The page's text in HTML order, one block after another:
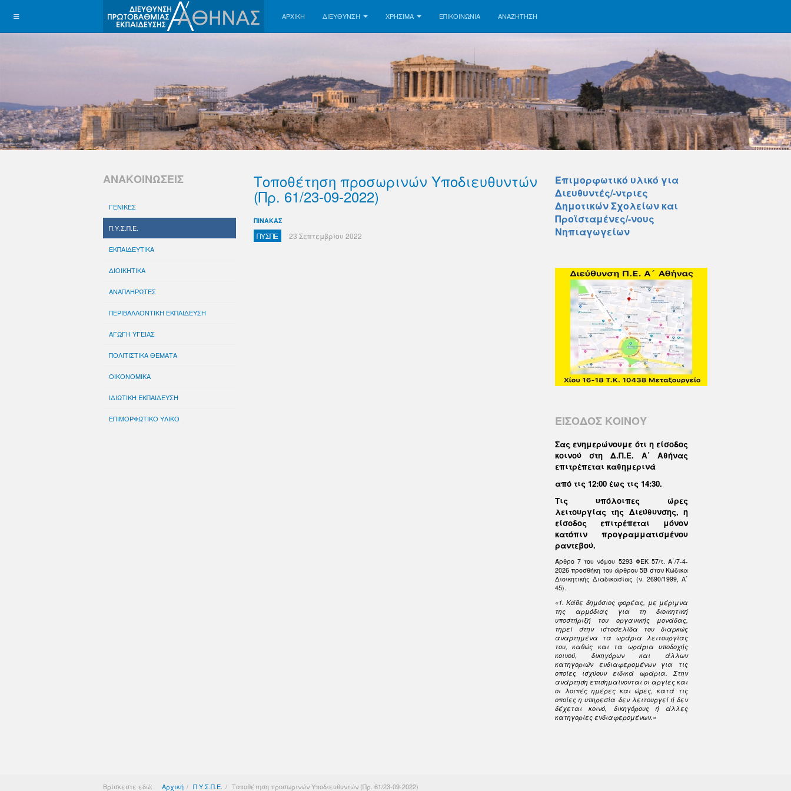
ΑΡΧΙΚΗ ΔΙΕΥΘΥΝΣΗ ΧΡΗΣΙΜΑ ΕΠΙΚΟΙΝΩΝΊΑ ΑΝΑΖΉΤΗΣΗ
Τοποθέτηση προσωρινών Υποδιευθυντών
(Πρ. 61/23-09-2022)
ΠΙΝΑΚΑΣ
ΠΥΣΠΕ 23 Σεπτεμβρίου 2022
ΑΝΑΚΟΙΝΩΣΕΙΣ
ΓΕΝΙΚΕΣ
Π.Υ.Σ.Π.Ε.
ΕΚΠΑΙΔΕΥΤΙΚΑ
ΔΙΟΙΚΗΤΙΚΑ
ΑΝΑΠΛΗΡΩΤΕΣ
ΠΕΡΙΒΑΛΛΟΝΤΙΚΗ ΕΚΠΑΙΔΕΥΣΗ
ΑΓΩΓΗ ΥΓΕΙΑΣ
ΠΟΛΙΤΙΣΤΙΚΑ ΘΕΜΑΤΑ
ΟΙΚΟΝΟΜΙΚΑ
ΙΔΙΩΤΙΚΗ ΕΚΠΑΙΔΕΥΣΗ
ΕΠΙΜΟΡΦΩΤΙΚΟ ΥΛΙΚΟ
Επιμορφωτικό υλικό για
Διευθυντές/-ντριες
Δημοτικών Σχολείων και
Προϊσταμένες/-νους
Νηπιαγωγείων
ΕΙΣΟΔΟΣ ΚΟΙΝΟΥ
Σας ενημερώνουμε ότι η είσοδος
κοινού στη Δ.Π.Ε. Α΄ Αθήνας
επιτρέπεται καθημερινά
από τις 12:00 έως τις 14:30.
Τις υπόλοιπες ώρες
λειτουργίας της Διεύθυνσης, η
είσοδος επιτρέπεται μόνον
κατόπιν προγραμματισμένου
ραντεβού.
Άρθρο 7 του νόμου 5293 ΦΕΚ 57/τ. Α΄/7-4-
2026 προσθήκη του άρθρου 5Β στον Κώδικα
Διοικητικής Διαδικασίας (ν. 2690/1999, Α΄
45).
«1. Κάθε δημόσιος φορέας, με μέριμνα
της αρμόδιας για τη διοικητική
υποστήριξή του οργανικής μονάδας,
τηρεί στην ιστοσελίδα του διαρκώς
αναρτημένα τα ωράρια λειτουργίας
του, καθώς και τα ωράρια υποδοχής
κοινού, δικηγόρων και άλλων
κατηγοριών ενδιαφερομένων για τις
οποίες ισχύουν ειδικά ωράρια. Στην
ανάρτηση επισημαίνονται οι αργίες και
οι λοιπές ημέρες και ώρες, κατά τις
οποίες η υπηρεσία δεν λειτουργεί ή δεν
δέχεται κοινό, δικηγόρους ή άλλες
κατηγορίες ενδιαφερομένων.»
Βρίσκεστε εδώ: Αρχική Π.Υ.Σ.Π.Ε. Τοποθέτηση προσωρινών Υποδιευθυντών (Πρ. 61/23-09-2022)